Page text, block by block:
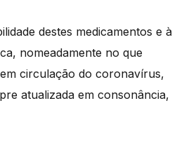
destes medicamentos e à
nomeadamente no que
circulação do coronavírus,
atualizada em consonância,